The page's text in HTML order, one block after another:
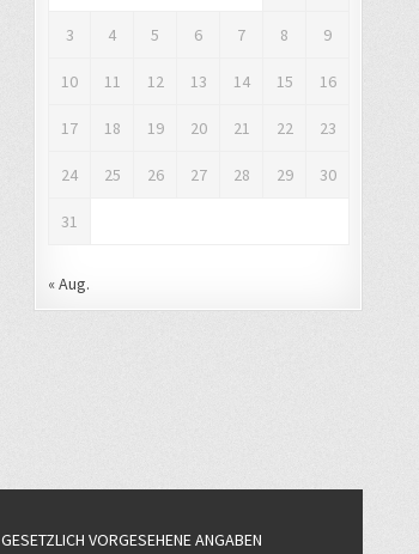
3 4 5 6 7 8 9
10 11 12 13 14 15 16
17 18 19 20 21 22 23
24 25 26 27 28 29 30
31
« Aug.
GESETZLICH VORGESEHENE ANGABEN